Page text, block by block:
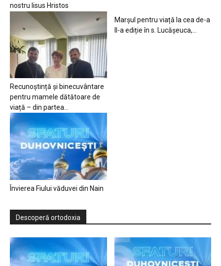
nostru Iisus Hristos
Recunoștință și binecuvântare
pentru mamele dătătoare de
viață – din partea...
Marșul pentru viață la cea de-a
II-a ediție în s. Lucășeuca,...
Învierea Fiului văduvei din Nain
Descoperă ortodoxia